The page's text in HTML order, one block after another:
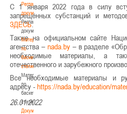
Регламентирующие
документы
Регламентирующие
документы
Материалы
по
баскетбольной
статистике
Материалы
по
баскетбольной
статистике
Документы
С 1 января 2022 года в силу
запрещённых субстанций и
ЗДЕСЬ.
Также на официальном сайте
агентства – nada.by– в разделе
необходимые материалы, а
отечественного и зарубежного
Все необходимые материалы и
адресу - https://nada.by/education/
26.01.2022